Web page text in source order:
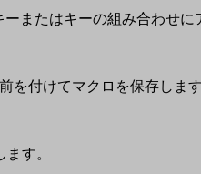
ーまたはキーの組み合わせ
を付けてマクロを保存しま
す。